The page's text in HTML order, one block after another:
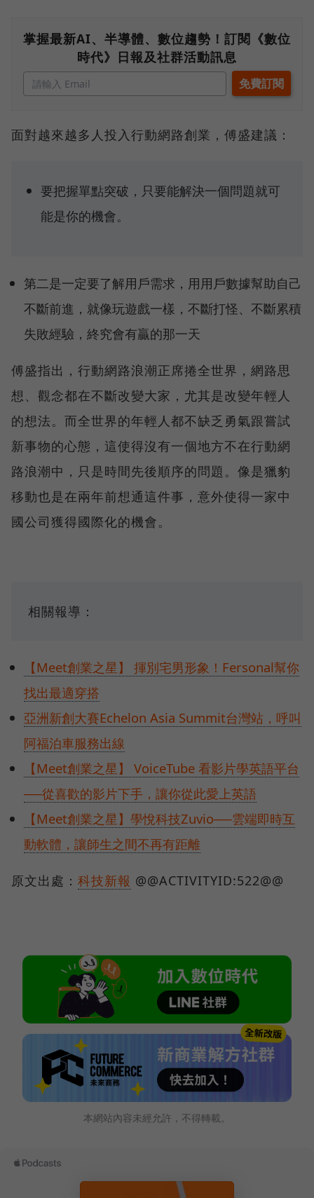
掌握最新AI、半導體、數位趨勢！訂閱《數位
時代》日報及社群活動訊息
面對越來越多人投入行動網路創業，傅盛建議：
要把握單點突破，只要能解決一個問題就可
能是你的機會。
第二是一定要了解用戶需求，用用戶數據幫助自己
不斷前進，就像玩遊戲一樣，不斷打怪、不斷累積
失敗經驗，終究會有贏的那一天
傅盛指出，行動網路浪潮正席捲全世界，網路思
想、觀念都在不斷改變大家，尤其是改變年輕人
的想法。而全世界的年輕人都不缺乏勇氣跟嘗試
新事物的心態，這使得沒有一個地方不在行動網
路浪潮中，只是時間先後順序的問題。像是獵豹
移動也是在兩年前想通這件事，意外使得一家中
國公司獲得國際化的機會。
相關報導：
【Meet創業之星】 揮別宅男形象！Fersonal幫你
找出最適穿搭
亞洲新創大賽Echelon Asia Summit台灣站，呼叫
阿福泊車服務出線
【Meet創業之星】 VoiceTube 看影片學英語平台
──從喜歡的影片下手，讓你從此愛上英語
【Meet創業之星】學悅科技Zuvio──雲端即時互
動軟體，讓師生之間不再有距離
原文出處： 科技新報 @@ACTIVITYID:522@@
本網站內容未經允許，不得轉載。